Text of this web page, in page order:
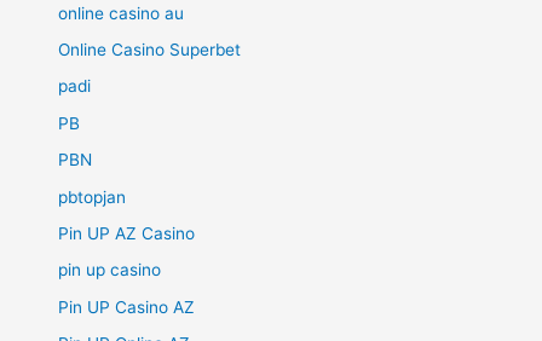
online casino au
Online Casino Superbet
padi
PB
PBN
pbtopjan
Pin UP AZ Casino
pin up casino
Pin UP Casino AZ